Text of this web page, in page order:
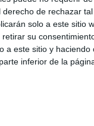
derecho de rechazar
solo a este sitio
su
a este sitio y haciendo
inferior de la